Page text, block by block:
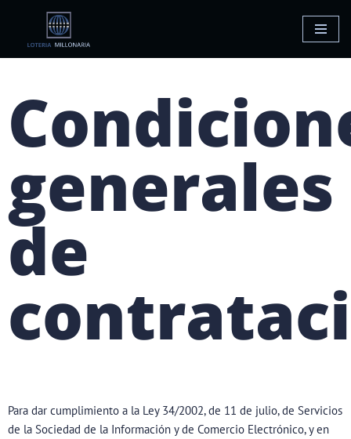
Saltar
al
generales
de
Para dar cumplimiento a la Ley 34/2002, de 11 de julio, de Servicios
de la Sociedad de la Información y de Comercio Electrónico, y en